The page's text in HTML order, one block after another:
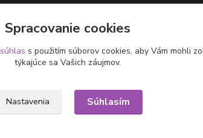
Spracovanie cookies
súhlas s použitím súborov cookies, aby Vám mohli
týkajúce sa Vašich záujmov.
Nastavenia Súhlasím